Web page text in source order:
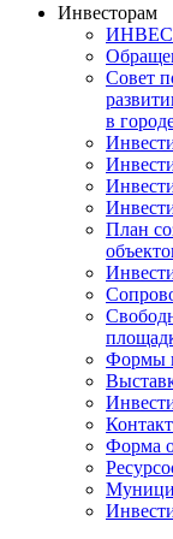
Инвесторам
Совет
в
План
Формы
Форма